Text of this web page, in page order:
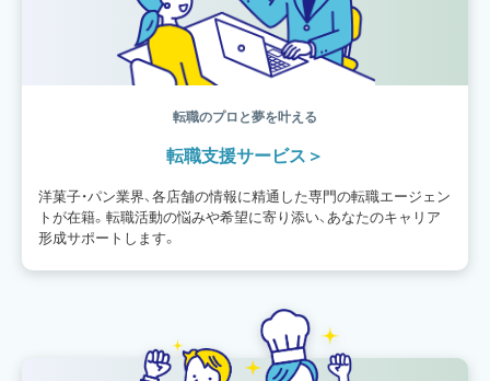
フランス オーブン担当 チョコレート
転職のプロと夢を叶える
転職支援サービス
洋菓子・パン業界、各店舗の情報に精通した専門の転職エージェン
トが在籍。転職活動の悩みや希望に寄り添い、あなたのキャリア
形成サポートします。